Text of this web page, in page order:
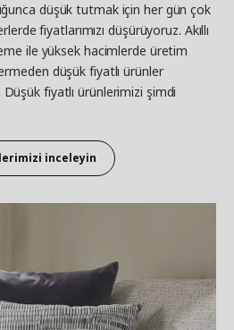
düşük tutmak için her gün çok
fiyatlarımızı düşürüyoruz. Akıllı
ile yüksek hacimlerde üretim
düşük fiyatlı ürünler
fiyatlı ürünlerimizi şimdi
inceleyin